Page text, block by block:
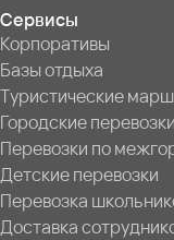
Сервисы
Корпоративы
Базы отдыха
Туристические
Городские перевозки
Перевозки по
Детские перевозки
Перевозка
Доставка